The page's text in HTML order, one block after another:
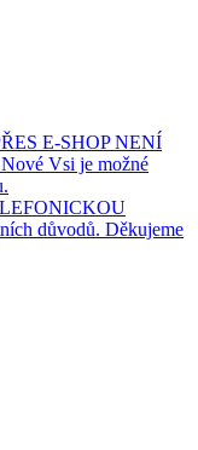
E-SHOP NENÍ
Vsi je možné
důvodů. Děkujeme